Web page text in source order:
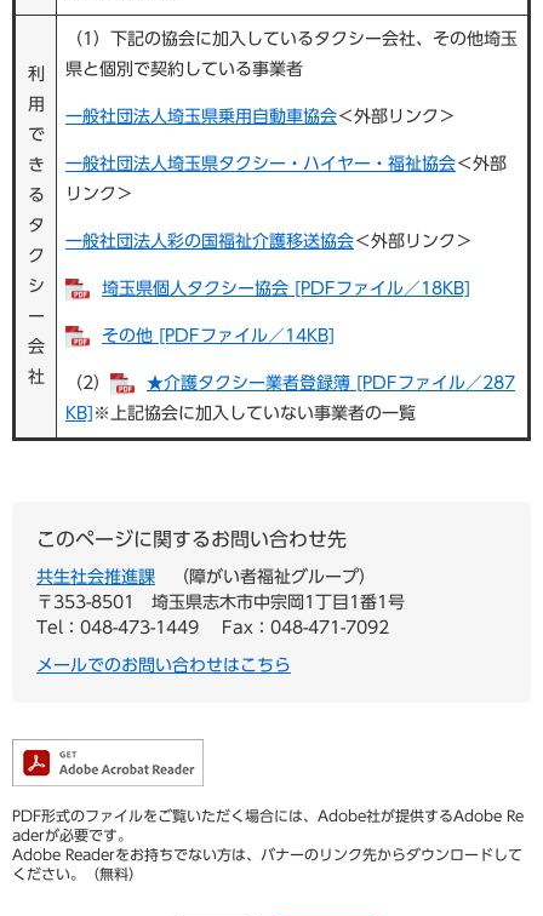
利
用
で
き
る
タ
ク
シ
ー
会
社
（1）下記の協会に加入しているタクシー会社、その他埼玉
県と個別で契約している事業者
一般社団法人埼玉県乗用自動車協会＜外部リンク＞
一般社団法人埼玉県タクシー・ハイヤー・福祉協会＜外部
リンク＞
一般社団法人彩の国福祉介護移送協会＜外部リンク＞
埼玉県個人タクシー協会 [PDFファイル／18KB]
その他 [PDFファイル／14KB]
（2）
★介護タクシー業者登録簿 [PDFファイル／287
KB] ※上記協会に加入していない事業者の一覧
このページに関するお問い合わせ先
共生社会推進課
障がい者福祉グループ
〒353-8501
埼玉県志木市中宗岡1丁目1番1号
Tel：048-473-1449
Fax：048-471-7092
メールでのお問い合わせはこちら
PDF形式のファイルをご覧いただく場合には、Adobe社が提供するAdobe Re
aderが必要です。
Adobe Readerをお持ちでない方は、バナーのリンク先からダウンロードして
ください。（無料）